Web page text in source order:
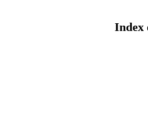
Index